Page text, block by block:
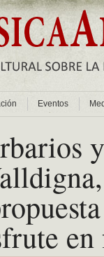
Eventos